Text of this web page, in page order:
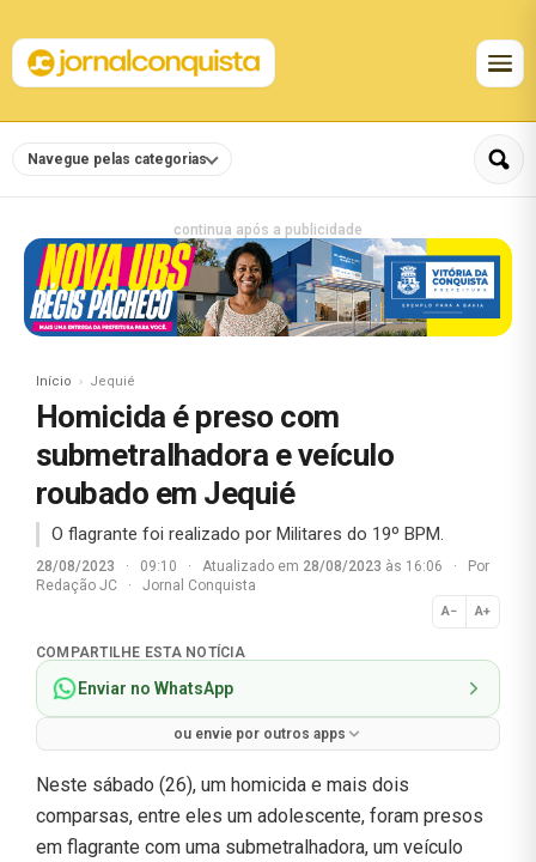
Navegue pelas categorias
continua após a publicidade
Início Jequié
Homicida é preso com
submetralhadora e veículo
roubado em Jequié
O flagrante foi realizado por Militares do 19º BPM.
28/08/2023 · 09:10 · Atualizado em 28/08/2023 às 16:06 ·
Por
Redação JC
· Jornal Conquista
A− A+
Normal
COMPARTILHE ESTA NOTÍCIA
Enviar no WhatsApp
ou envie por outros apps
Neste sábado (26), um homicida e mais dois
comparsas, entre eles um adolescente, foram presos
em flagrante com uma submetralhadora, um veículo